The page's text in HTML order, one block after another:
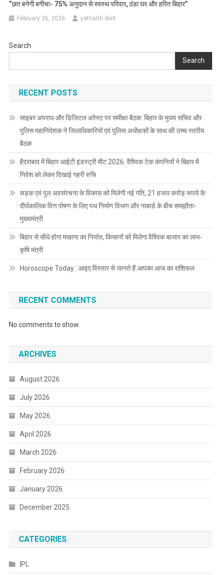
“छत बनेगी बगीचा- 75% अनुदान से स्वस्थ परिवार, ठंडा घर और हरित बिहार”
February 26, 2026 yatharth dixit
Search
Search
RECENT POSTS
साइबर अपराध और डिजिटल अरेस्ट पर समीक्षा बैठक: बिहार के मुख्य सचिव और
पुलिस महानिदेशक ने जिलाधिकारियों एवं पुलिस अधीक्षकों के साथ की उच्च स्तरीय
बैठक
हैदराबाद में बिहार आईटी इंडस्ट्री मीट 2026: वैश्विक टेक कंपनियों ने बिहार में
निवेश को लेकर दिखाई गहरी रुचि
सड़क एवं पुल अवसंरचना के विकास को मिलेगी नई गति, 21 हजार करोड़ रूपये के
दीर्घकालिक वित्त पोषण के लिए पथ निर्माण विभाग और नाबार्ड के बीच समझौता-
मुख्यमंत्री
बिहार से सीधे होगा मखाना का निर्यात, किसानों को मिलेगा वैश्विक बाजार का लाभ-
कृषि मंत्री
Horoscope Today : आइए विस्तार से जानते हैं आपका आज का राशिफल
RECENT COMMENTS
No comments to show.
ARCHIVES
August 2026
July 2026
May 2026
April 2026
March 2026
February 2026
January 2026
December 2025
CATEGORIES
IPL